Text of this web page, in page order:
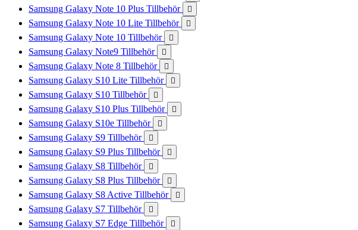
Samsung Galaxy Note 10 Plus Tillbehör 
Samsung Galaxy Note 10 Lite Tillbehör 
Samsung Galaxy Note 10 Tillbehör 
Samsung Galaxy Note9 Tillbehör 
Samsung Galaxy Note 8 Tillbehör 
Samsung Galaxy S10 Lite Tillbehör 
Samsung Galaxy S10 Tillbehör 
Samsung Galaxy S10 Plus Tillbehör 
Samsung Galaxy S10e Tillbehör 
Samsung Galaxy S9 Tillbehör 
Samsung Galaxy S9 Plus Tillbehör 
Samsung Galaxy S8 Tillbehör 
Samsung Galaxy S8 Plus Tillbehör 
Samsung Galaxy S8 Active Tillbehör 
Samsung Galaxy S7 Tillbehör 
Samsung Galaxy S7 Edge Tillbehör 